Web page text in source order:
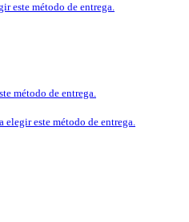
este método de entrega.
método de entrega.
elegir este método de entrega.